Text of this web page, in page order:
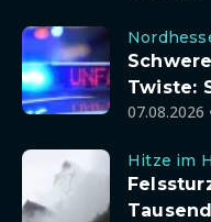
Twiste:
07.08.2026
Hitze im